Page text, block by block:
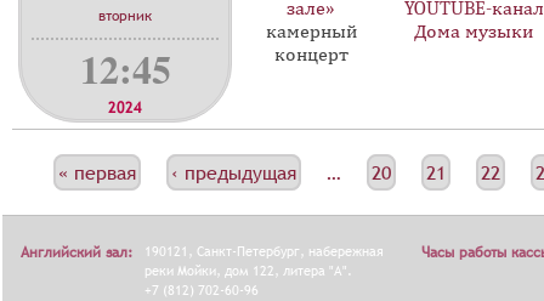
вторник
12:45
2024
зале»
камерный
концерт
YOUTUBE-канал
Дома музыки
Р
« первая ‹ предыдущая … 20 21 22
Английский зал:
190121, Санкт-Петербург, набережная
реки Мойки, дом 122, литера "А".
+7 (812) 702-60-96
Часы работы